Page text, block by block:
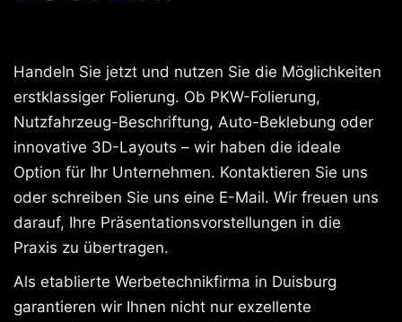
Handeln Sie jetzt und nutzen Sie die Möglichkeiten
erstklassiger Folierung. Ob PKW-Folierung,
Nutzfahrzeug-Beschriftung, Auto-Beklebung oder
innovative 3D-Layouts – wir haben die ideale
Option für Ihr Unternehmen. Kontaktieren Sie uns
oder schreiben Sie uns eine E-Mail. Wir freuen uns
darauf, Ihre Präsentationsvorstellungen in die
Praxis zu übertragen.
Als etablierte Werbetechnikfirma in Duisburg
garantieren wir Ihnen nicht nur exzellente